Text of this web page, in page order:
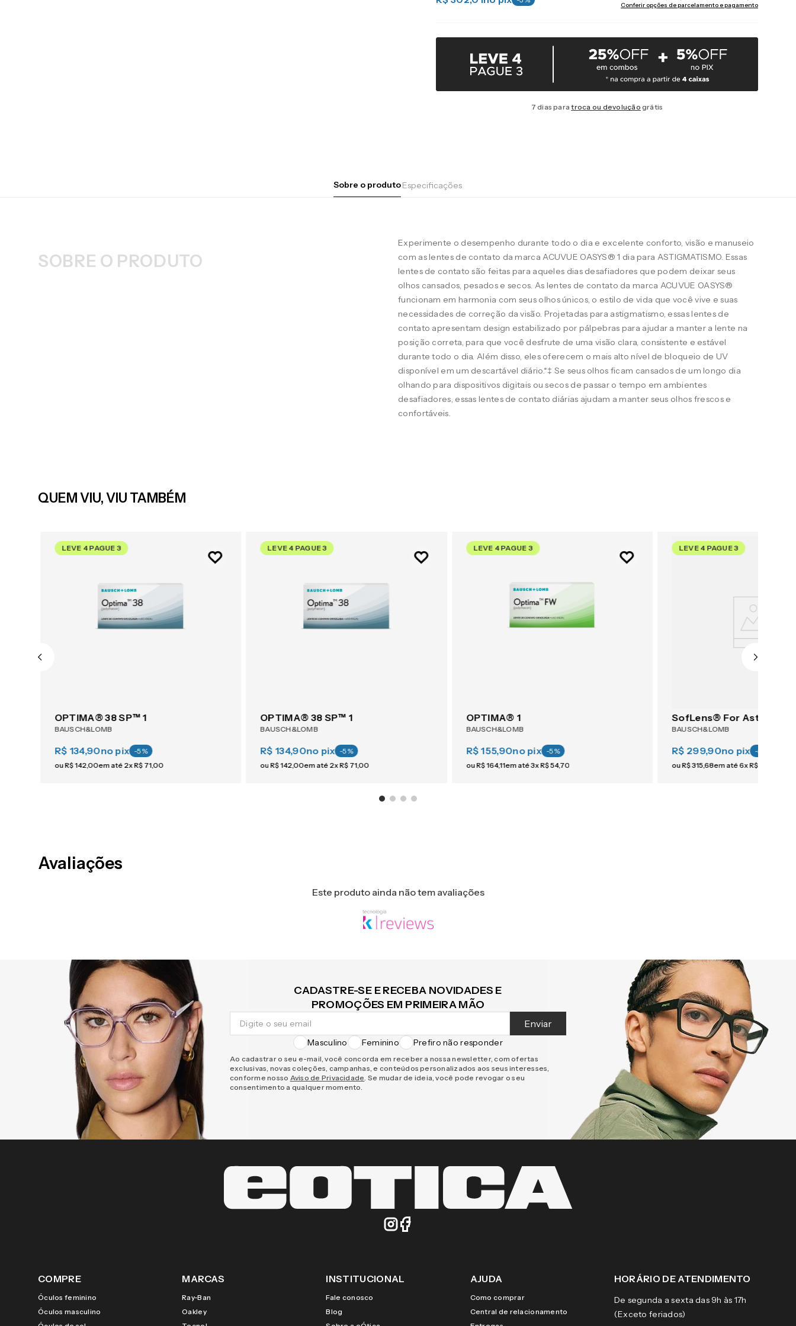
Conferir opções de parcelamento e pagamento
7 dias paratroca ou devolução grátis
Sobre o produtoEspecificações
SOBRE O PRODUTO
Experimente o desempenho durante todo o dia e excelente conforto, visão e manuseio
com as lentes de contato da marca ACUVUE OASYS® 1 dia para ASTIGMATISMO. Essas
lentes de contato são feitas para aqueles dias desafiadores que podem deixar seus
olhos cansados, pesados e secos. As lentes de contato da marca ACUVUE OASYS®
funcionam em harmonia com seus olhos únicos, o estilo de vida que você vive e suas
necessidades de correção da visão. Projetadas para astigmatismo, essas lentes de
contato apresentam design estabilizado por pálpebras para ajudar a manter a lente na
posição correta, para que você desfrute de uma visão clara, consistente e estável
durante todo o dia. Além disso, eles oferecem o mais alto nível de bloqueio de UV
disponível em um descartável diário.*‡ Se seus olhos ficam cansados de um longo dia
olhando para dispositivos digitais ou secos de passar o tempo em ambientes
desafiadores, essas lentes de contato diárias ajudam a manter seus olhos frescos e
confortáveis.
QUEM VIU, VIU TAMBÉM
LEVE 4 PAGUE 3
OPTIMA® 38 SP™ 1
BAUSCH&LOMB
R$ 134,90no pix -5%
ouR$142,00em até 2xR$ 71,00
LEVE 4 PAGUE 3
OPTIMA® 38 SP™ 1
BAUSCH&LOMB
R$ 134,90no pix -5%
ouR$142,00em até 2xR$ 71,00
LEVE 4 PAGUE 3
OPTIMA® 1
BAUSCH&LOMB
R$ 155,90no pix -5%
ouR$164,11em até3xR$54,70
LEVE 4 PAGUE 3
SofLens® For
BAUSCH&LOMB
R$ 299,90no pix -5
ouR$315,68em até6xR$
Avaliações
Este produto ainda não tem avaliações
CADASTRE-SE E RECEBA NOVIDADES E
PROMOÇÕES EM PRIMEIRA MÃO
Enviar
Masculino Feminino Prefiro não responder
Ao cadastrar o seu e-mail, você concorda em receber a nossa newsletter, com ofertas
exclusivas, novas coleções, campanhas, e conteúdos personalizados aos seus interesses,
conforme nosso Aviso de Privacidade. Se mudar de ideia, você pode revogar o seu
consentimento a qualquer momento.
COMPRE
Óculos feminino
Óculos masculino
MARCAS
Ray-Ban
Oakley
INSTITUCIONAL
Fale conosco
Blog
AJUDA
Como comprar
Central de relacionamento
HORÁRIO DE ATENDIMENTO
De segunda a sexta das 9h às 17h
(Exceto feriados)